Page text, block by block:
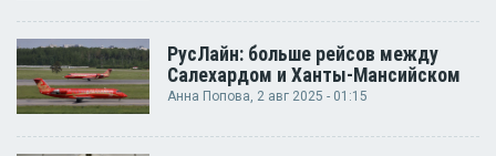
РусЛайн: больше рейсов между
Салехардом и Ханты-Мансийском
Анна Попова, 2 авг 2025 - 01:15